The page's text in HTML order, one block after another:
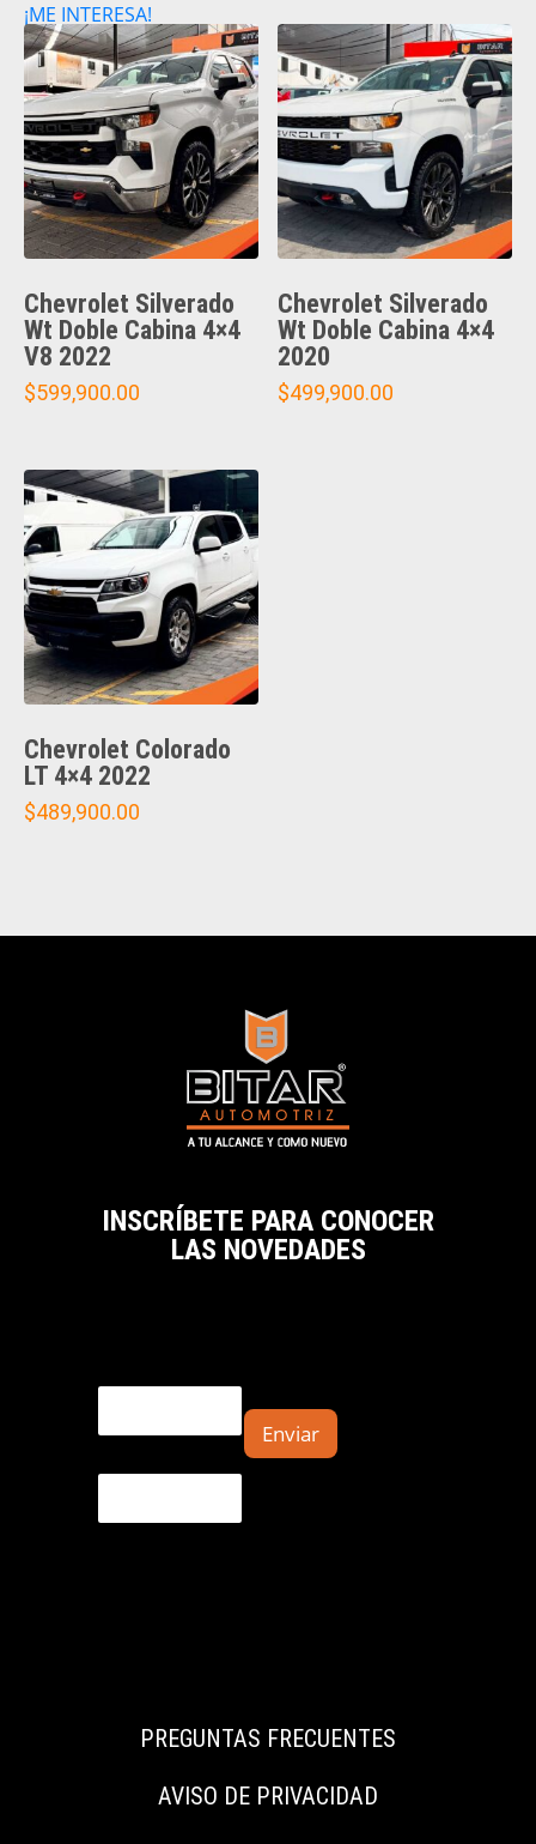
¡ME INTERESA!
Chevrolet Silverado
Wt Doble Cabina 4×4
V8 2022
$599,900.00
Chevrolet Silverado
Wt Doble Cabina 4×4
2020
$499,900.00
Chevrolet Colorado
LT 4×4 2022
$489,900.00
INSCRÍBETE PARA CONOCER
LAS NOVEDADES
E
a
Enviar
PREGUNTAS FRECUENTES
AVISO DE PRIVACIDAD